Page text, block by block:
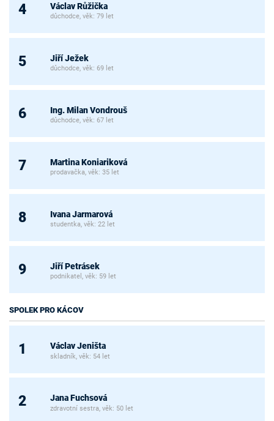
4 Václav Růžička
důchodce, věk: 79 let
5 Jiří Ježek
důchodce, věk: 69 let
6 Ing. Milan Vondrouš
důchodce, věk: 67 let
7 Martina Koniariková
prodavačka, věk: 35 let
8 Ivana Jarmarová
studentka, věk: 22 let
9 Jiří Petrásek
podnikatel, věk: 59 let
SPOLEK PRO KÁCOV
1 Václav Jeništa
skladník, věk: 54 let
2 Jana Fuchsová
zdravotní sestra, věk: 50 let